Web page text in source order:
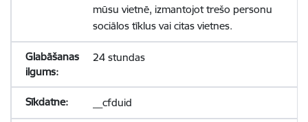
mūsu vietnē, izmantojot trešo personu
sociālos tīklus vai citas vietnes.
24 stundas
__cfduid